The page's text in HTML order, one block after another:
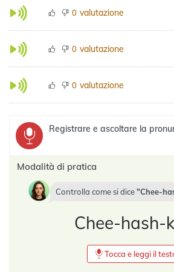
0 valutazione
0 valutazione
0 valutazione
Registrare e ascoltare la
Modalità di pratica
Controlla come si dice Chee-
Chee-hash-
Tocca e leggi il